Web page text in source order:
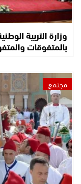
وزارة التربية
بالمتفوقات
مجتمع